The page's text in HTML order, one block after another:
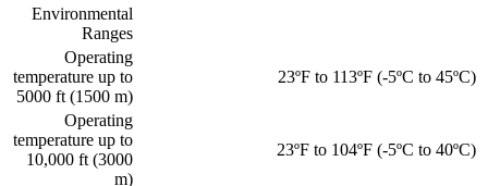
Environmental
Ranges
23ºF to 113ºF (-5ºC to 45ºC)
Operating
temperature up to
5000 ft (1500 m)
23ºF to 104ºF (-5ºC to 40ºC)
Operating
temperature up to
10,000 ft (3000
m)